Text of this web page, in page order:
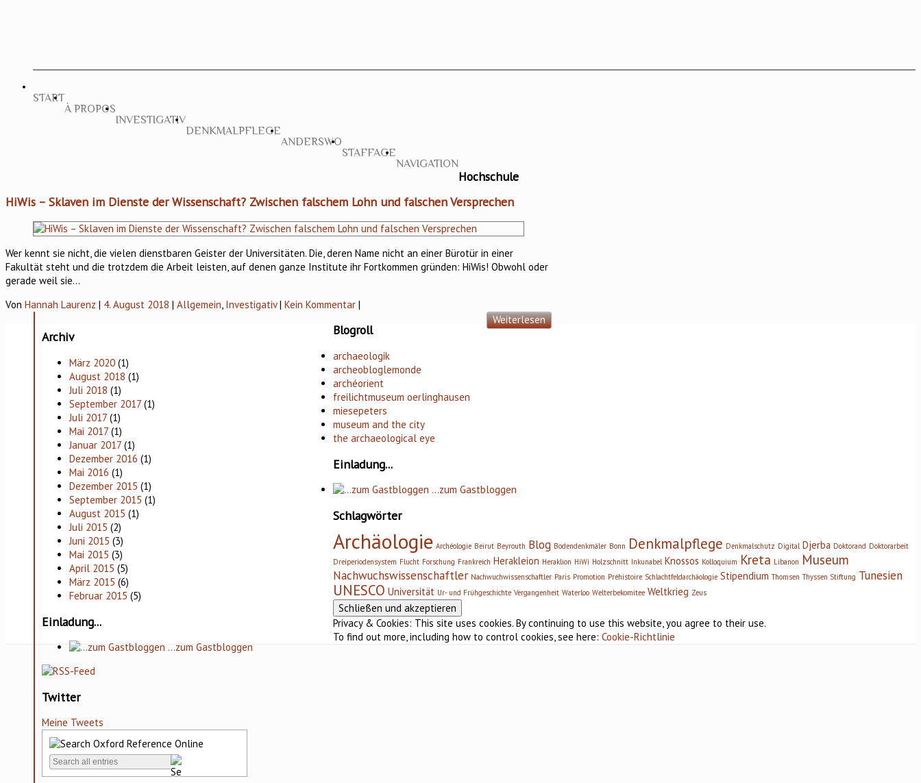
START
À PROPOS
INVESTIGATIV
DENKMALPFLEGE
ANDERSWO
STAFFAGE
NAVIGATION
Hochschule
HiWis – Sklaven im Dienste der Wissenschaft? Zwischen falschem Lohn und falschen Versprechen
Wer kennt sie nicht, die vielen dienstbaren Geister der Universitäten. Die, deren Name nicht an einer Bürotür in einer
Fakultät steht und die trotzdem die Arbeit leisten, auf denen ganze Institute ihr Fortkommen gründen: HiWis! Obwohl oder
gerade weil sie…
Von Hannah Laurenz | 4. August 2018 | Allgemein, Investigativ| Kein Kommentar |
Weiterlesen
Archiv
März 2020(1)
August 2018 (1)
Juli 2018 (1)
September 2017(1)
Juli 2017(1)
Mai 2017(1)
Januar 2017(1)
Dezember 2016 (1)
Mai 2016 (1)
Dezember 2015 (1)
September 2015 (1)
August 2015 (1)
Juli 2015 (2)
Juni 2015 (3)
Mai 2015 (3)
April 2015 (5)
März 2015 (6)
Februar 2015 (5)
Einladung...
…zum Gastbloggen
Twitter
Meine Tweets
Blogroll
archaeologik
archeobloglemonde
archéorient
freilichtmuseum oerlinghausen
miesepeters
museum and the city
the archaeological eye
Einladung...
…zum Gastbloggen
Schlagwörter
Archäologie Archéologie Beirut Beyrouth Blog Bodendenkmäler Bonn Denkmalpflege Denkmalschutz Digital Djerba Doktorand Doktorarbeit
Dreiperiodensystem Flucht Forschung Frankreich Herakleion Heraklion HiWi Holzschnitt Inkunabel Knossos Kolloquium Kreta Libanon Museum
Nachwuchswissenschaftler Nachwuchwissenschaftler Paris Promotion Préhistoire Schlachtfeldarchäologie Stipendium Thomsen Thyssen Stiftung Tunesien
UNESCO Universität Ur- und Frühgeschichte Vergangenheit Waterloo Welterbekomitee Weltkrieg Zeus
Privacy & Cookies: This site uses cookies. By continuing to use this website, you agree to their use.
To find out more, including how to control cookies, see here:Cookie-Richtlinie